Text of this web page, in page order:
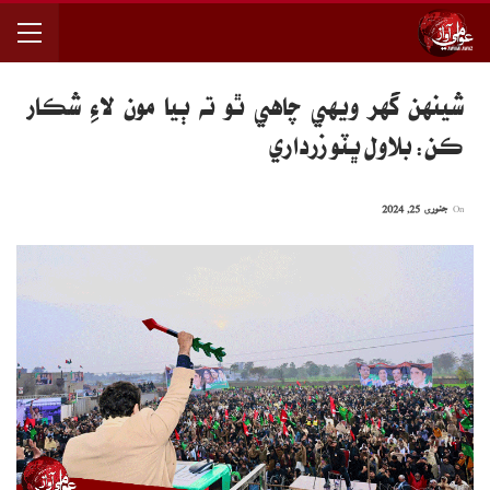
شينهن گهر ويهي چاهي ٿو ته ٻيا مون لاءِ شڪار
ڪن: بلاول ڀٽو زرداري